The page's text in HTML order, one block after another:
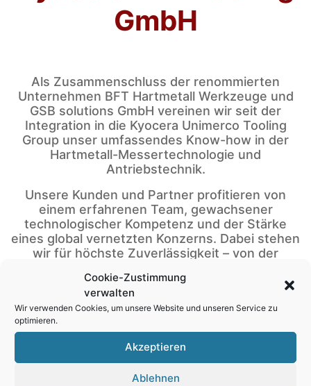
Cookie-Zustimmung
verwalten
Wir verwenden Cookies, um unsere Website und unseren Service zu
optimieren.
Akzeptieren
Ablehnen
GmbH
Als Zusammenschluss der renommierten
Unternehmen BFT Hartmetall Werkzeuge und
GSB solutions GmbH vereinen wir seit der
Integration in die Kyocera Unimerco Tooling
Group unser umfassendes Know-how in der
Hartmetall-Messertechnologie und
Antriebstechnik.
Unsere Kunden und Partner profitieren von
einem erfahrenen Team, gewachsener
technologischer Kompetenz und der Stärke
eines global vernetzten Konzerns. Dabei stehen
wir für höchste Zuverlässigkeit – von der
– Sehr schnelle Reaktionszeiten – vom Prototyp
zur Serienproduktion
– Spezialisierte Qualitätskontrolle und
Prozessüberwachung
– Konstanz und Reproduzierbarkeit – eine